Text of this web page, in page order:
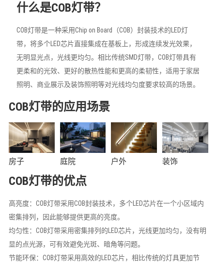
什么是COB灯带？
COB灯带是一种采用Chip on Board（COB）封装技术的LED灯
带，将多个LED芯片直接集成在基板上，形成连续发光效果，
无明显光点，光线更均匀。相比传统SMD灯带，COB灯带具有
更柔和的光效、更好的散热性能和更高的柔韧性，适用于家居
照明、商业展示及装饰照明等对光线均匀度要求较高的场景。
COB灯带的应用场景
房子 庭院 户外 装饰
COB灯带的优点
高亮度：COB灯带采用COB封装技术，多个LED芯片在一个小区域内
密集排列，因此能够提供更高的亮度。
均匀性：COB灯带采用密集排列的LED芯片，光线更加均匀，没有明
显的点光源，可有效避免光斑、暗角等问题。
节能环保：COB灯带采用高效的LED芯片，相比传统的灯具更加节